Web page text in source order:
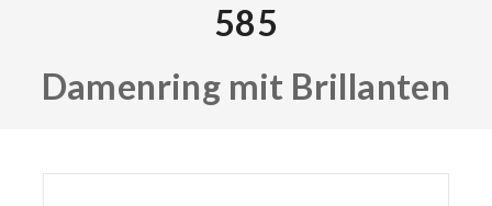
585
Damenring mit Brillanten